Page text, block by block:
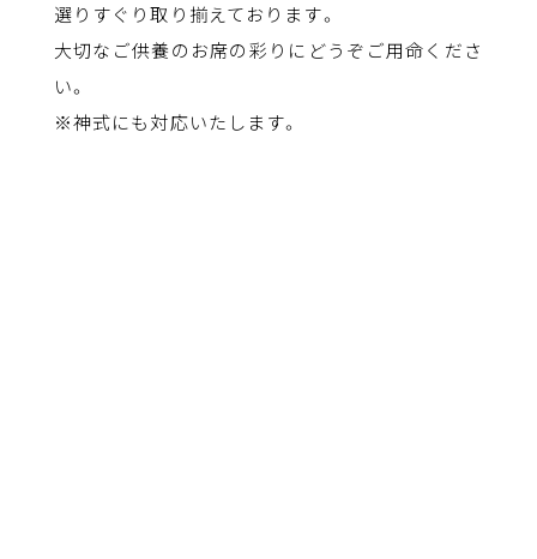
選りすぐり取り揃えております。
大切なご供養のお席の彩りにどうぞご用命くださ
い。
※神式にも対応いたします。